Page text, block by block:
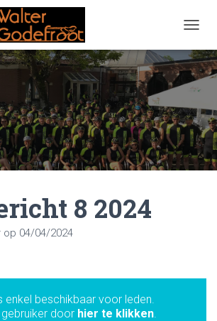
8 2024
op 04/04/2024
enkel beschikbaar voor leden.
door hier te klikken.